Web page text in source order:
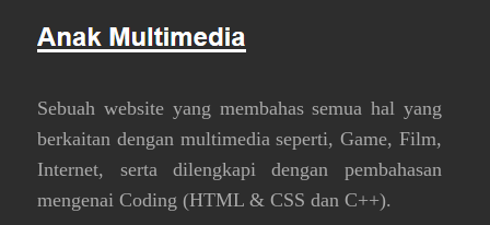
Sebuah website yang membahas semua hal yang
berkaitan dengan multimedia seperti, Game, Film,
Internet, serta dilengkapi dengan pembahasan
mengenai Coding (HTML & CSS dan C++).